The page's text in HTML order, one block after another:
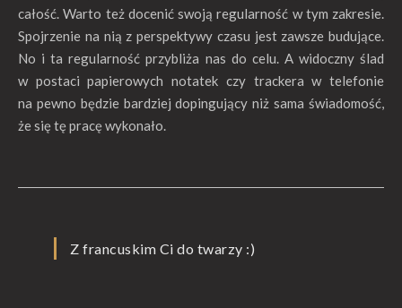
całość. Warto też docenić swoją regularność w tym zakresie.
Spojrzenie na nią z perspektywy czasu jest zawsze budujące.
No i ta regularność przybliża nas do celu. A widoczny ślad
w postaci papierowych notatek czy trackera w telefonie
na pewno będzie bardziej dopingujący niż sama świadomość,
że się tę pracę wykonało.
Z francuskim Ci do twarzy :)